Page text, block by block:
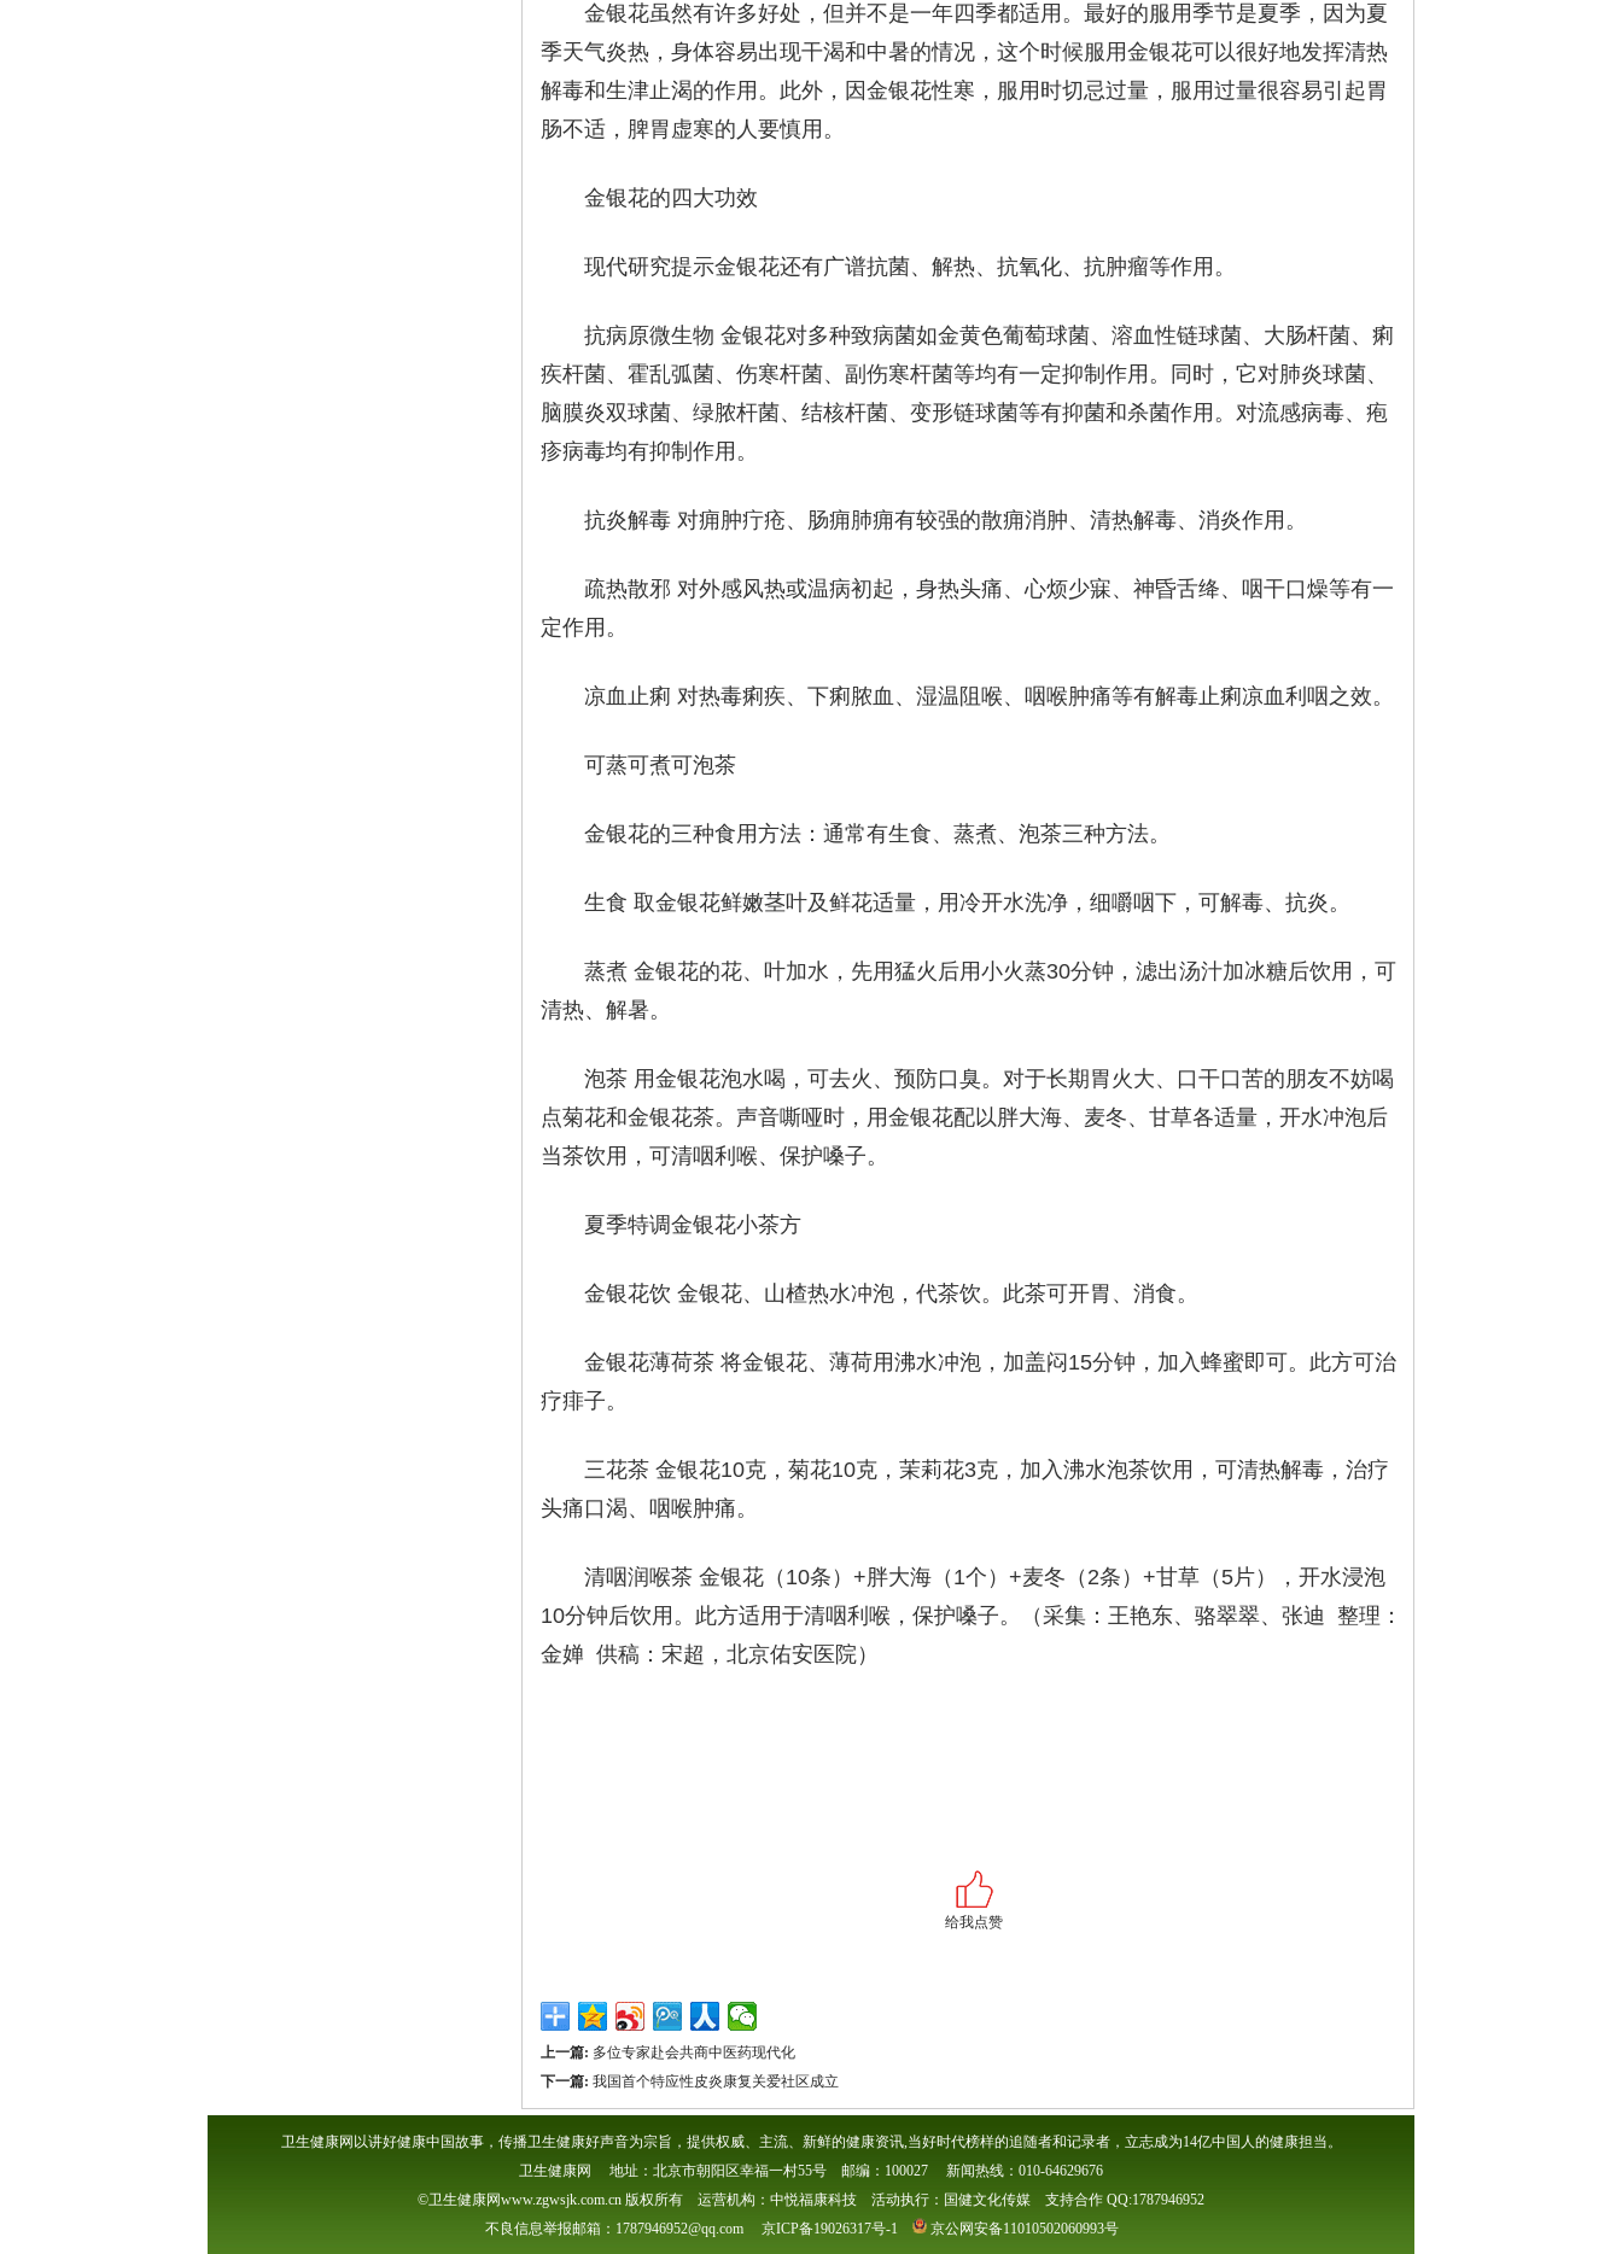
金银花虽然有许多好处，但并不是一年四季都适用。最好的服用季节是夏季，因为夏
季天气炎热，身体容易出现干渴和中暑的情况，这个时候服用金银花可以很好地发挥清热
解毒和生津止渴的作用。此外，因金银花性寒，服用时切忌过量，服用过量很容易引起胃
肠不适，脾胃虚寒的人要慎用。
金银花的四大功效
现代研究提示金银花还有广谱抗菌、解热、抗氧化、抗肿瘤等作用。
抗病原微生物 金银花对多种致病菌如金黄色葡萄球菌、溶血性链球菌、大肠杆菌、痢
疾杆菌、霍乱弧菌、伤寒杆菌、副伤寒杆菌等均有一定抑制作用。同时，它对肺炎球菌、
脑膜炎双球菌、绿脓杆菌、结核杆菌、变形链球菌等有抑菌和杀菌作用。对流感病毒、疱
疹病毒均有抑制作用。
抗炎解毒 对痈肿疔疮、肠痈肺痈有较强的散痈消肿、清热解毒、消炎作用。
疏热散邪 对外感风热或温病初起，身热头痛、心烦少寐、神昏舌绛、咽干口燥等有一
定作用。
凉血止痢 对热毒痢疾、下痢脓血、湿温阻喉、咽喉肿痛等有解毒止痢凉血利咽之效。
可蒸可煮可泡茶
金银花的三种食用方法：通常有生食、蒸煮、泡茶三种方法。
生食 取金银花鲜嫩茎叶及鲜花适量，用冷开水洗净，细嚼咽下，可解毒、抗炎。
蒸煮 金银花的花、叶加水，先用猛火后用小火蒸30分钟，滤出汤汁加冰糖后饮用，可
清热、解暑。
泡茶 用金银花泡水喝，可去火、预防口臭。对于长期胃火大、口干口苦的朋友不妨喝
点菊花和金银花茶。声音嘶哑时，用金银花配以胖大海、麦冬、甘草各适量，开水冲泡后
当茶饮用，可清咽利喉、保护嗓子。
夏季特调金银花小茶方
金银花饮 金银花、山楂热水冲泡，代茶饮。此茶可开胃、消食。
金银花薄荷茶 将金银花、薄荷用沸水冲泡，加盖闷15分钟，加入蜂蜜即可。此方可治
疗痱子。
三花茶 金银花10克，菊花10克，茉莉花3克，加入沸水泡茶饮用，可清热解毒，治疗
头痛口渴、咽喉肿痛。
清咽润喉茶 金银花（10条）+胖大海（1个）+麦冬（2条）+甘草（5片），开水浸泡
10分钟后饮用。此方适用于清咽利喉，保护嗓子。（采集：王艳东、骆翠翠、张迪 整理：
金婵 供稿：宋超， 北京佑安医院）
给我点赞
上一篇: 多位专家赴会共商中医药现代化
下一篇: 我国首个特应性皮炎康复关爱社区成立
卫生健康网以讲好健康中国故事，传播卫生健康好声音为宗旨，提供权威、主流、新鲜的健康资讯,当好时代榜样的追随者和记录者，立志成为14亿中国人的健康担当。
卫生健康网 地址：北京市朝阳区幸福一村55号 邮编：100027 新闻热线：010-64629676
©卫生健康网www.zgwsjk.com.cn 版权所有 运营机构：中悦福康科技 活动执行：国健文化传媒 支持合作 QQ:1787946952
不良信息举报邮箱：1787946952@qq.com 京ICP备19026317号-1
京公网安备11010502060993号